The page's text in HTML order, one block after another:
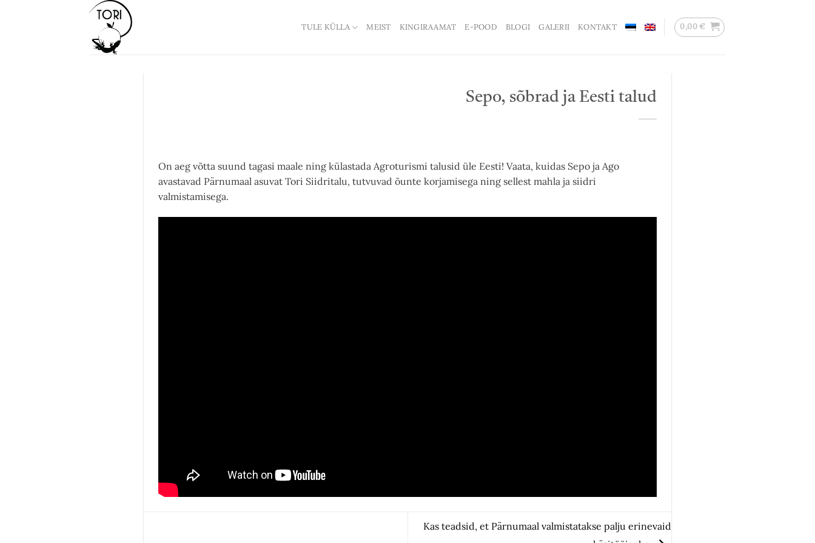
TULE KÜLLA MEIST KINGIRAAMAT E-POOD BLOGI GALERII KONTAKT 0,00€
Sepo, sõbrad ja Eesti talud
On aeg võtta suund tagasi maale ning külastada Agroturismi talusid üle Eesti! Vaata, kuidas Sepo ja Ago
avastavad Pärnumaal asuvat Tori Siidritalu, tutvuvad õunte korjamisega ning sellest mahla ja siidri
valmistamisega.
Kas teadsid, et Pärnumaal valmistatakse palju erinevaid